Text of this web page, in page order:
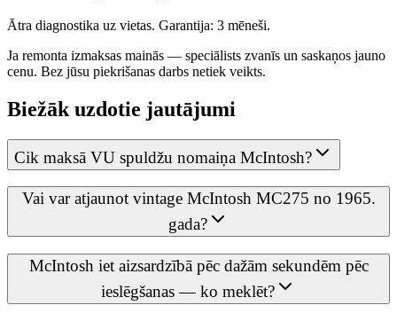
Ātra diagnostika uz vietas. Garantija: 3 mēneši.
Ja remonta izmaksas mainās — speciālists zvanīs un saskaņos jauno
cenu. Bez jūsu piekrišanas darbs netiek veikts.
Biežāk uzdotie jautājumi
Cik maksā VU spuldžu nomaiņa McIntosh?
Vai var atjaunot vintage McIntosh MC275 no 1965.
gada?
McIntosh iet aizsardzībā pēc dažām sekundēm pēc
ieslēgšanas — ko meklēt?